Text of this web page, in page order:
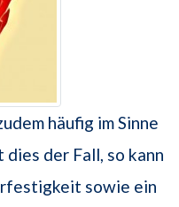
häufig im Sinne
der Fall, so kann
sowie ein